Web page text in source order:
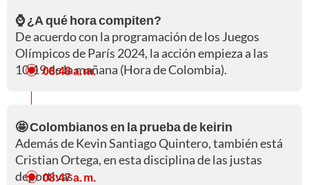
⌚ ¿A qué hora compiten?
De acuerdo con la programación de los Juegos
Olímpicos de París 2024, la acción empieza a las
10:19 de la mañana (Hora de Colombia).
08:48 a. m.
🤩 Colombianos en la prueba de keirin
Además de Kevin Santiago Quintero, también está
Cristian Ortega, en esta disciplina de las justas
deportivas.
08:47 a. m.